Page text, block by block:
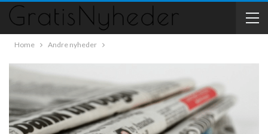
Home Andre nyheder